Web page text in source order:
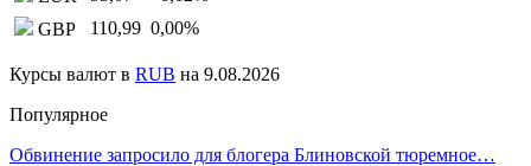
GBP
110,99 0,00%
Курсы валют в RUB на 9.08.2026
Популярное
Обвинение запросило для блогера Блиновской тюремное…